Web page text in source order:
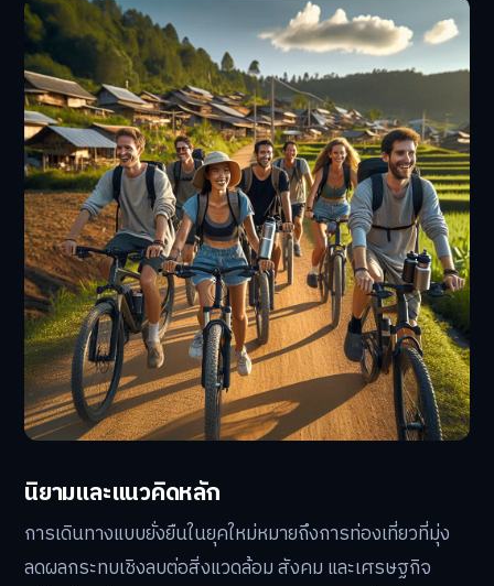
นิยามและแนวคิดหลัก
การเดินทางแบบยั่งยืนในยุคใหม่หมายถึงการท่องเที่ยวที่มุ่ง
ลดผลกระทบเชิงลบต่อสิ่งแวดล้อม สังคม และเศรษฐกิจ